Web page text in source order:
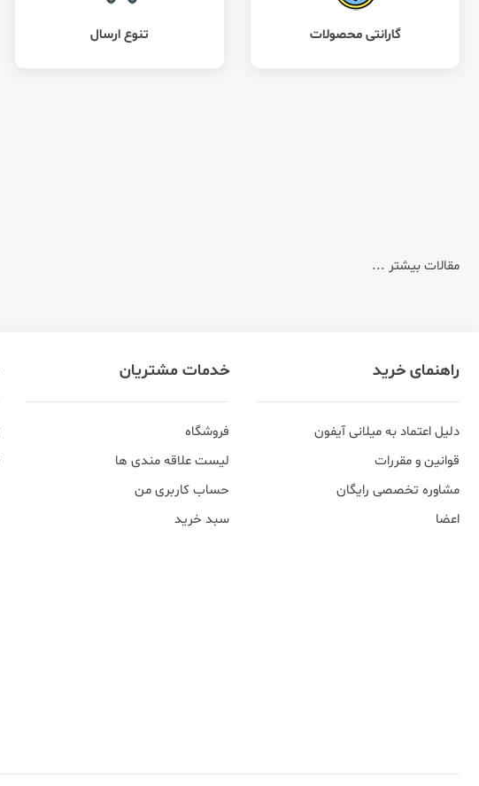
گارانتی محصولات تنوع ارسال
مقالات بیشتر ...
راهنمای خرید
دلیل اعتماد به میلانی آیفون
قوانین و مقررات
مشاوره تخصصی رایگان
اعضا
خدمات مشتریان
فروشگاه
لیست علاقه مندی ها
حساب کاربری من
سبد خرید